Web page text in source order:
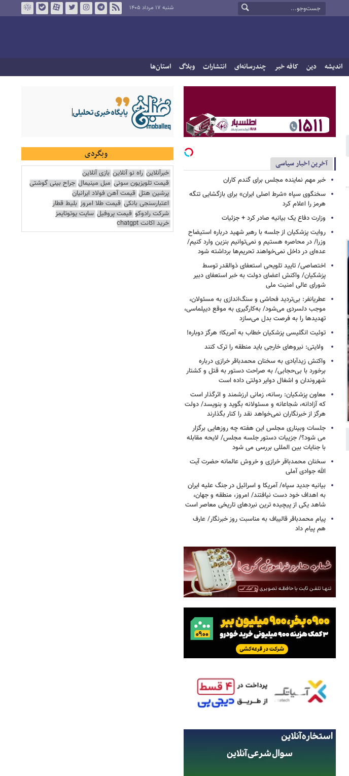
شنبه ۱۷ مرداد ۱۴۰۵
اندیشه دین کافه خبر چندرسانه‌ای انتشارات وبلاگ استان‌ها
آخرین اخبار سیاسی
خبر مهم نماینده مجلس برای گندم کاران
سخنگوی سپاه «شرط اصلی ایران» برای بازگشایی تنگه
هرمز را اعلام کرد
وزارت دفاع یک بیانیه صادر کرد + جزئیات
روایت پزشکیان از جلسه با رهبر شهید درباره استیضاح
وزرا/ در محاصره هستیم و نمی‌توانیم بنزین وارد کنیم/
عده‌ای در داخل نمی‌خواهند تحریم‌ها برداشته شود
اختصاصی/ تایید تلویحی استعفای ذوالقدر توسط
پزشکیان/ واکنش اعضای دولت به خبر استعفای دبیر
شورای عالی امنیت ملی
عطریانفر: بی‌تردید فحاشی و سنگ‌اندازی به مسئولان،
موجب دلسردی می‌شود/ به‌کارگیری به موقع دیپلماسی،
تهدیدها را به فرصت بدل می‌سازد
توئیت انگلیسی پزشکیان خطاب به آمریکا؛ هرگز دوباره!
ولایتی: نیروهای خارجی باید منطقه را ترک کنند
واکنش زیدآبادی به سخنان محمدباقر خرازی درباره
برخورد با بی‌حجابی/ به صراحت دستور به قتل و کشتار
شهروندان و اشغال دوایر دولتی داده است
معاون پزشکیان: رسانه، زمانی ارزشمند و اثرگذار است
که آزادانه، شجاعانه و مسئولانه بگوید و بنویسد/ دولت
هرگز از خبرنگاران نمی‌خواهد نقد را کنار بگذارند
جلسات وبیناری مجلس این هفته چه روزهایی برگزار
می شود؟/ جزییات دستور جلسه مجلس/ لایحه مقابله
با جنایات بین المللی بررسی می شود
سخنان محمدباقر خرازی و خروش عالمانه حضرت آیت
الله جوادی آملی
بیانیه جدید سپاه/ آمریکا و اسرائیل در جنگ علیه ایران
به اهداف خود دست نیافتند/ امروز، منطقه و جهان،
شاهد یکی از پیچیده ترین نبردهای تاریخی معاصر است
پیام محمدباقر قالیباف به مناسبت روز خبرنگار/ عارف
هم پیام داد
وبگردی
خبرآنلاین راه نو آنلاین بازی آنلاین
قیمت تلویزیون سونی مبل مینیمال جراح بینی گوشتی
پرشین هتل قیمت آهن فولاد ایرانیان
اعتبارسنجی بانکی قیمت طلا امروز بلیط قطار
شرکت رادوکو قیمت پروفیل سایت یوتوتایمز
خرید اکانت chatgpt